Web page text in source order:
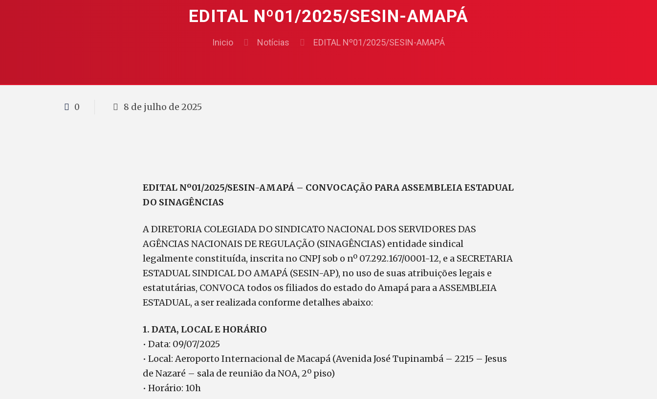
EDITAL Nº01/2025/SESIN-AMAPÁ
Inicio Notícias EDITAL Nº01/2025/SESIN-AMAPÁ
0 8 de julho de 2025
EDITAL Nº01/2025/SESIN-AMAPÁ – CONVOCAÇÃO PARA ASSEMBLEIA ESTADUAL
DO SINAGÊNCIAS
A DIRETORIA COLEGIADA DO SINDICATO NACIONAL DOS SERVIDORES DAS
AGÊNCIAS NACIONAIS DE REGULAÇÃO (SINAGÊNCIAS) entidade sindical
legalmente constituída, inscrita no CNPJ sob o nº 07.292.167/0001-12, e a SECRETARIA
ESTADUAL SINDICAL DO AMAPÁ (SESIN-AP), no uso de suas atribuições legais e
estatutárias, CONVOCA todos os filiados do estado do Amapá para a ASSEMBLEIA
ESTADUAL, a ser realizada conforme detalhes abaixo:
1. DATA, LOCAL E HORÁRIO
• Data: 09/07/2025
• Local: Aeroporto Internacional de Macapá (Avenida José Tupinambá – 2215 – Jesus
de Nazaré – sala de reunião da NOA, 2º piso)
• Horário: 10h